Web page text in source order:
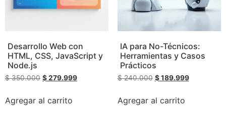
Desarrollo Web con
HTML, CSS, JavaScript y
Node.js
$350.000 $279.999
Agregar al carrito
IA para No-Técnicos:
Herramientas y Casos
Prácticos
$240.000 $189.999
Agregar al carrito